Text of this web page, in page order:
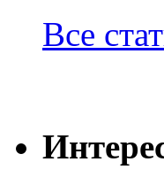
Все